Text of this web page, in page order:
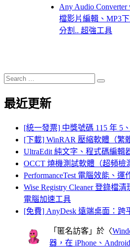
Any Audio Converter
檔影片編輯、MP3
分割.. 超強工具
Search
for:
Search
最近更新
[統一發票] 中獎號碼 115 年 5
[下載] WinRAR 壓縮軟體（繁
UltraEdit 純文字、程式碼編輯
OCCT 燒機測試軟體（超頻檢
PerformanceTest 電腦效能、
Wise Registry Cleaner 登錄檔
電腦加速工具
[免費] AnyDesk 遠端桌面：跨
「 匿名訪客 」於〈
器，在 iPhone、